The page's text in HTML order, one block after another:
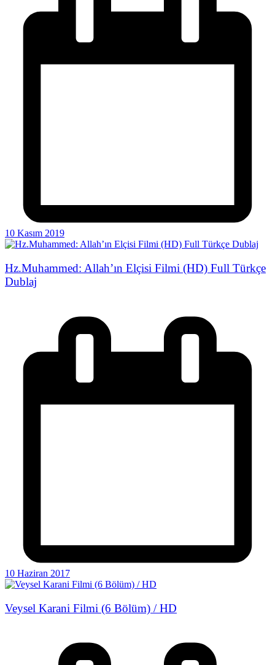
10 Kasım 2019
Hz.Muhammed: Allah’ın Elçisi Filmi (HD) Full Türkçe
Dublaj
10 Haziran 2017
Veysel Karani Filmi (6 Bölüm) / HD